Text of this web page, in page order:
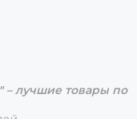
– лучшие товары по